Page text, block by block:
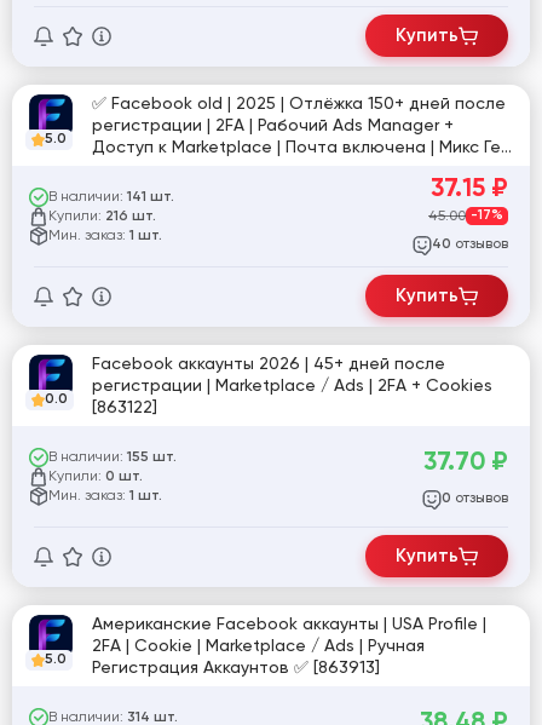
Купить
5.0
✅ Facebook old | 2025 | Отлёжка 150+ дней после
регистрации | 2FA | Рабочий Ads Manager +
Доступ к Marketplace | Почта включена | Микс Гео
В наличии: 141 шт.
Купили: 216 шт.
Мин. заказ: 1 шт.
37.15 ₽
45.00 -17%
40 отзывов
Купить
0.0
Facebook аккаунты 2026 | 45+ дней после
регистрации | Marketplace / Ads | 2FA + Cookies
[863122]
В наличии: 155 шт.
Купили: 0 шт.
Мин. заказ: 1 шт.
37.70 ₽
0 отзывов
Купить
5.0
Американские Facebook аккаунты | USA Profile |
2FA | Cookie | Marketplace / Ads | Ручная
Регистрация Аккаунтов ✅ [863913]
В наличии: 314 шт.